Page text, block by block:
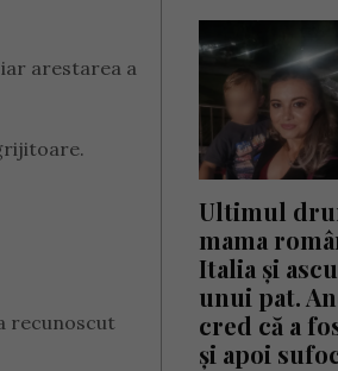
arestarea a
recunoscut
Ultimul
mama
Italia și
unui pat.
cred că a
și apoi